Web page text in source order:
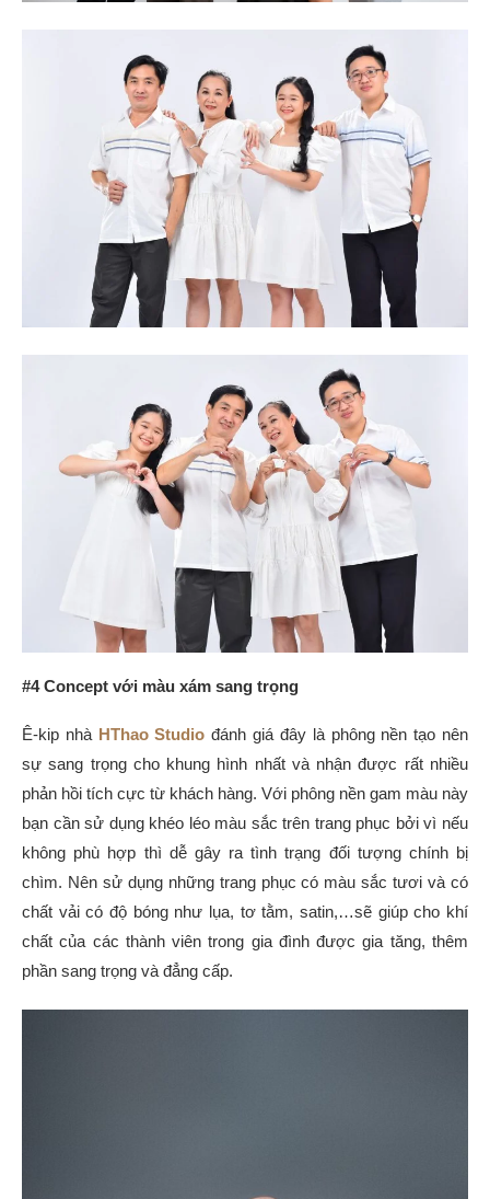
#4 Concept với màu xám sang trọng
Ê-kip nhà HThao Studio đánh giá đây là phông nền tạo nên
sự sang trọng cho khung hình nhất và nhận được rất nhiều
phản hồi tích cực từ khách hàng. Với phông nền gam màu này
bạn cần sử dụng khéo léo màu sắc trên trang phục bởi vì nếu
không phù hợp thì dễ gây ra tình trạng đối tượng chính bị
chìm. Nên sử dụng những trang phục có màu sắc tươi và có
chất vải có độ bóng như lụa, tơ tằm, satin,…sẽ giúp cho khí
chất của các thành viên trong gia đình được gia tăng, thêm
phần sang trọng và đẳng cấp.